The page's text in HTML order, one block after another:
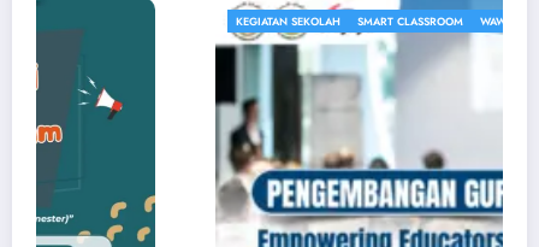
SMART CLASSROOM WAWASAN PENDIDIKAN